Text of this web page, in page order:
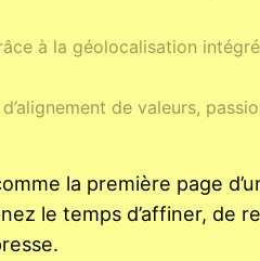
à la géolocalisation
de valeurs,
la première page
le temps d’affiner, de